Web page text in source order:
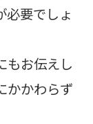
必要でしょ
もお伝えし
かかわらず